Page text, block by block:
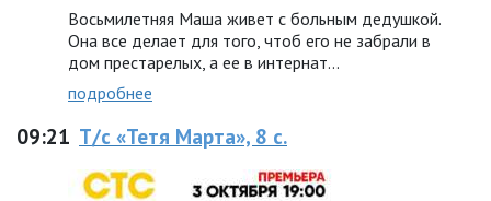
Восьмилетняя Маша живет с больным дедушкой.
Она все делает для того, чтоб его не забрали в
дом престарелых, а ее в интернат…
подробнее
09:21 Т/с «Тетя Марта», 8 с.